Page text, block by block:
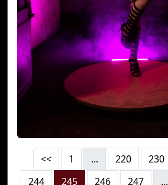
<< 1 ... 220 230
244
245 246 247 ...